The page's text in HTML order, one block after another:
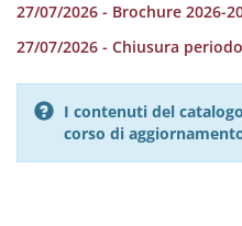
27/07/2026 - Brochure 2026-
27/07/2026 - Chiusura
I contenuti del
corso di